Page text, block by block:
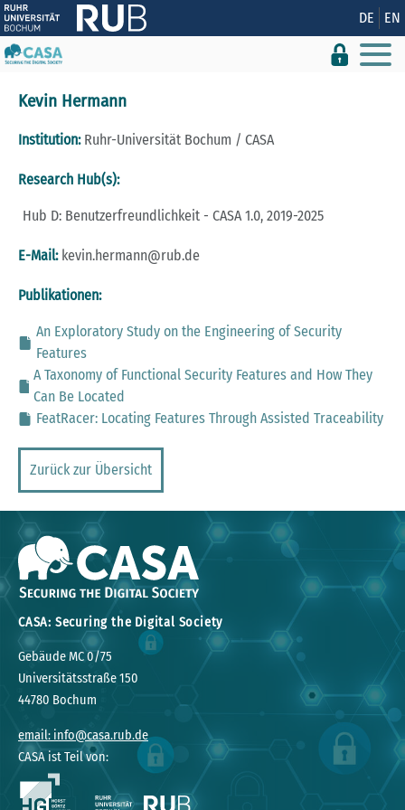
Zeige besser passende Version dieser Seite DE EN
Kevin Hermann
Institution:Ruhr-Universität Bochum / CASA
Research Hub(s):
Hub D: Benutzerfreundlichkeit - CASA 1.0, 2019-2025
E-Mail:kevin.hermann@rub.de
Publikationen:
An Exploratory Study on the Engineering of Security
Features
A Taxonomy of Functional Security Features and How They
Can Be Located
FeatRacer: Locating Features Through Assisted Traceability
Zurück zur Übersicht
CASA: Securing the Digital Society
Gebäude MC 0/75
Universitätsstraße 150
44780 Bochum
email: info@casa.rub.de
CASA ist Teil von: